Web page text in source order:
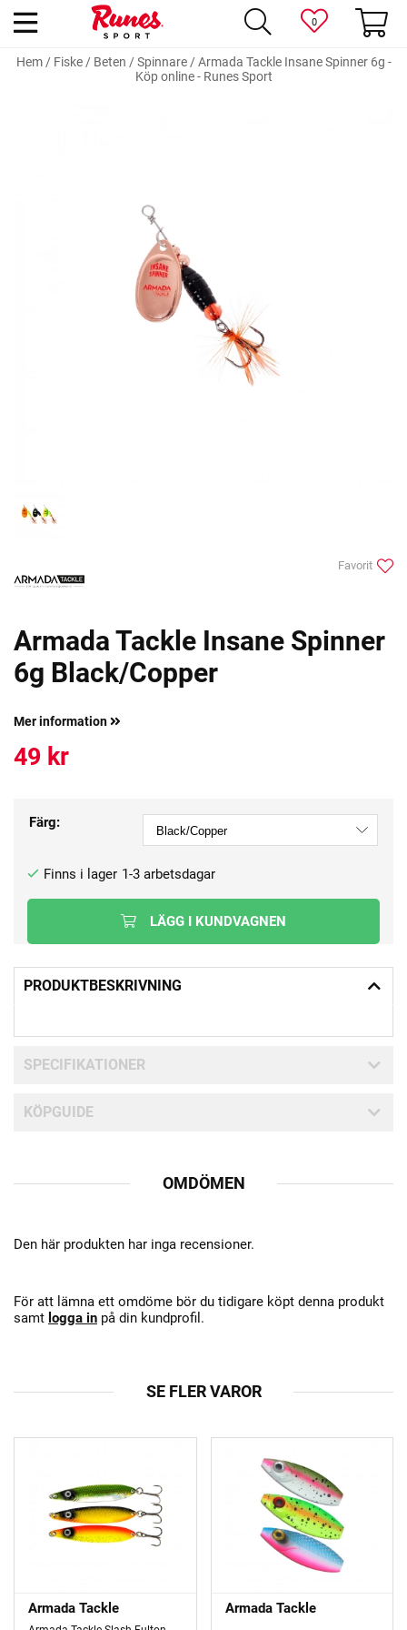
0
Hem/ Fiske/ Beten /Spinnare/Armada Tackle Insane Spinner 6g -
Köp online - Runes Sport
Favorit
Armada Tackle Insane Spinner
6g Black/Copper
Mer information
49 kr
Färg:
1-3 arbetsdagar
LÄGG I KUNDVAGNEN
PRODUKTBESKRIVNING
SPECIFIKATIONER
KÖPGUIDE
OMDÖMEN
För att lämna ett omdöme bör du tidigare köpt denna produkt
samt logga in på din kundprofil.
Den här produkten har inga recensioner.
SE FLER VAROR
Armada Tackle Armada Tackle